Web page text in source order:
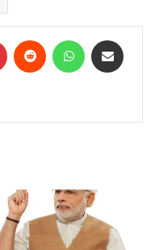
Pinterest Reddit WhatsApp